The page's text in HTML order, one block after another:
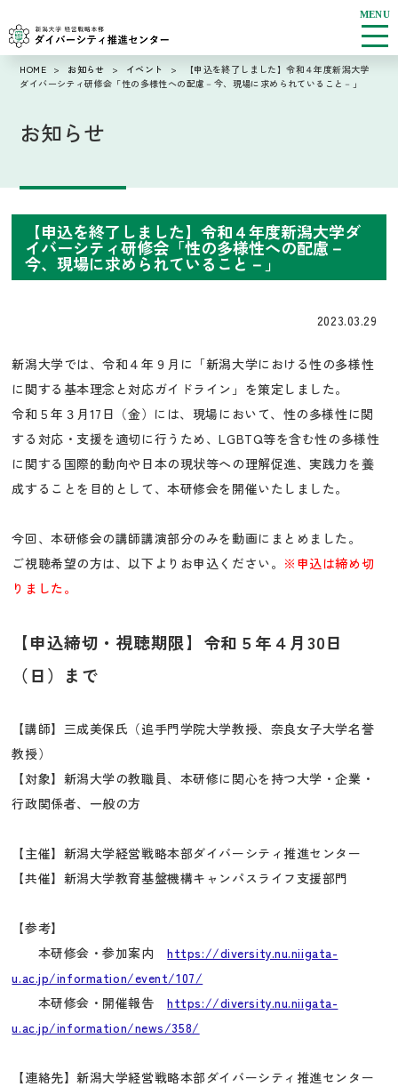
MENU
HOME > お知らせ > イベント >
【申込を終了しました】令和４年度新潟大学
ダイバーシティ研修会「性の多様性への配慮－今、現場に求められていること－」
お知らせ
【申込を終了しました】令和４年度新潟大学ダ
イバーシティ研修会「性の多様性への配慮－
今、現場に求められていること－」
2023.03.29
新潟大学では、令和４年９月に「新潟大学における性の多様性
に関する基本理念と対応ガイドライン」を策定しました。
令和５年３月17日（金）には、現場において、性の多様性に関
する対応・支援を適切に行うため、LGBTQ等を含む性の多様性
に関する国際的動向や日本の現状等への理解促進、実践力を養
成することを目的として、本研修会を開催いたしました。
今回、本研修会の講師講演部分のみを動画にまとめました。
ご視聴希望の方は、以下よりお申込ください。 ※申込は締め切
りました。
【申込締切・視聴期限】令和５年４月30日
（日）まで
【講師】三成美保氏（追手門学院大学教授、奈良女子大学名誉
教授）
【対象】新潟大学の教職員、本研修に関心を持つ大学・企業・
行政関係者、一般の方
【主催】新潟大学経営戦略本部ダイバーシティ推進センター
【共催】新潟大学教育基盤機構キャンパスライフ支援部門
【参考】
本研修会・参加案内https://diversity.nu.niigata-
u.ac.jp/information/event/107/
本研修会・開催報告https://diversity.nu.niigata-
u.ac.jp/information/news/358/
【連絡先】新潟大学経営戦略本部ダイバーシティ推進センター